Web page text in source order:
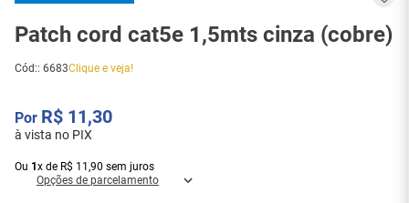
Patch cord cat5e 1,5mts cinza (cobre)
Cód:: 6683Clique e veja!
R$ 11,30
à vista no PIX
Ou 1 x de R$ 11 ,90 sem juros
Opções de parcelamento